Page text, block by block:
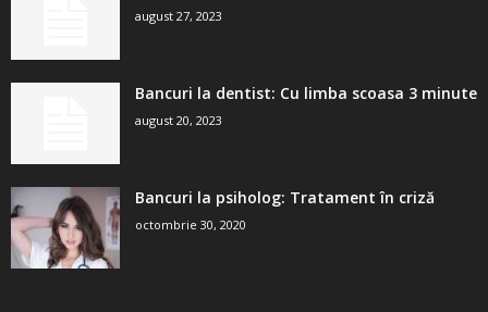
august 27, 2023
Bancuri la dentist: Cu limba scoasa 3 minute
august 20, 2023
Bancuri la psiholog: Tratament în criză
octombrie 30, 2020